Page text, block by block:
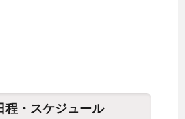
程・スケジュール